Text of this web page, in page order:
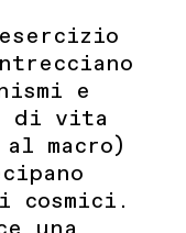
esercizio
e
di vita
macro)
cosmici.
una